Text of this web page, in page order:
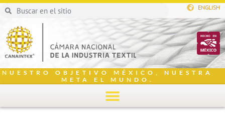
ENGLISH
NUESTRO OBJETIVO MÉXICO, NUESTRA
META EL MUNDO.